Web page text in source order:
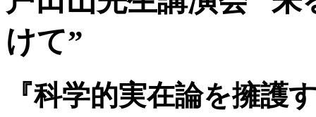
けて”
『科学的実在論を擁護